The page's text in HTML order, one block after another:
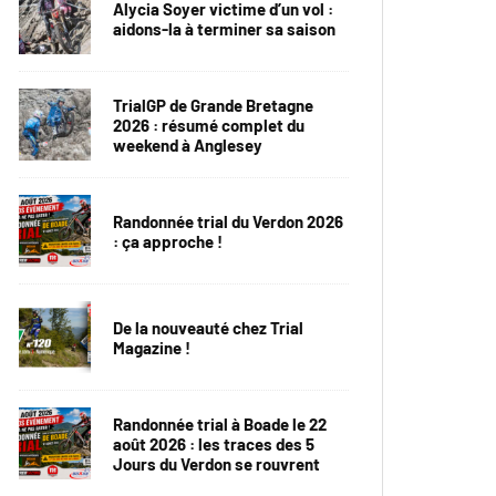
Alycia Soyer victime d’un vol :
aidons-la à terminer sa saison
TrialGP de Grande Bretagne
2026 : résumé complet du
weekend à Anglesey
Randonnée trial du Verdon 2026
: ça approche !
De la nouveauté chez Trial
Magazine !
Randonnée trial à Boade le 22
août 2026 : les traces des 5
Jours du Verdon se rouvrent